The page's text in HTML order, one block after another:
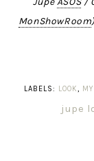
MonShowRoom
LABELS: LOOK,
jupe